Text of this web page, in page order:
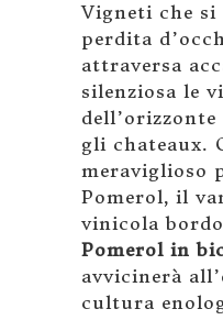
Vigneti che si
perdita
attraversa
silenziosa le
gli chateaux.
meraviglioso
Pomerol, il
vinicola
Pomerol in
avvicinerà
cultura